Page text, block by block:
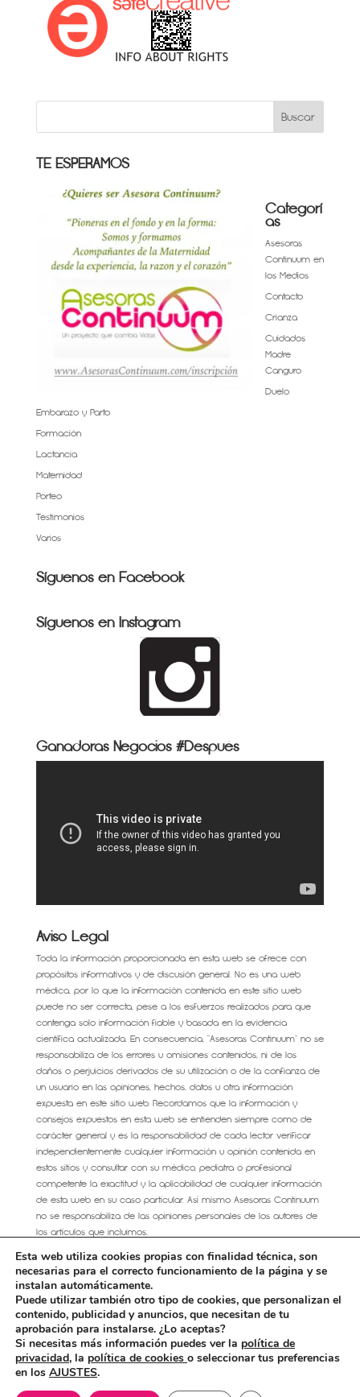
TE ESPERAMOS
Categorí
as
Asesoras
Continuum en
los Medios
Contacto
Crianza
Cuidados
Madre
Canguro
Duelo
Embarazo y Parto
Formación
Lactancia
Maternidad
Porteo
Testimonios
Varios
Síguenos en Facebook
Síguenos en Instagram
Ganadoras Negocios #Después
Aviso Legal
Toda la información proporcionada en esta web se ofrece con
propósitos informativos y de discusión general. No es una web
médica, por lo que la información contenida en este sitio web
puede no ser correcta, pese a los esfuerzos realizados para que
contenga solo información fiable y basada en la evidencia
científica actualizada. En consecuencia, “Asesoras Continuum” no se
responsabiliza de los errores u omisiones contenidos, ni de los
daños o perjuicios derivados de su utilización o de la confianza de
un usuario en las opiniones, hechos, datos u otra información
expuesta en este sitio web. Recordamos que la información y
consejos expuestos en esta web se entienden siempre como de
carácter general y es la responsabilidad de cada lector verificar
independientemente cualquier información u opinión contenida en
estos sitios y consultar con su médico, pediatra o profesional
competente la exactitud y la aplicabilidad de cualquier información
de esta web en su caso particular. Así mismo Asesoras Continuum
no se responsabiliza de las opiniones personales de los autores de
los artículos que incluimos.
AVISO LEGAL
CONDICIONES GENERALES DE VENTA
Política de cookies
Más información sobre las cookies
Contacto
Esta web utiliza cookies propias con finalidad técnica, son
necesarias para el correcto funcionamiento de la página y se
instalan automáticamente.
Puede utilizar también otro tipo de cookies, que personalizan el
contenido, publicidad y anuncios, que necesitan de tu
aprobación para instalarse. ¿Lo aceptas?
Si necesitas más información puedes ver la política de
privacidad, la política de cookies o seleccionar tus preferencias
en los AJUSTES.